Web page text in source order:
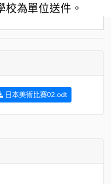
校為單位送件。
日本美術比賽02.odt